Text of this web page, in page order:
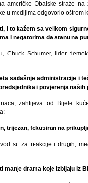
američke Obalske straže
u medijima odgovorio oštrom
i to kažem sa velikom
i negatorima da stanu na
Chuck Schumer, lider
sadašnje administracije i
i povjerenja
zahtijeva od Bijele
trijezan, fokusiran na
su za reakcije i drugih,
manje drama koje izbijaju iz